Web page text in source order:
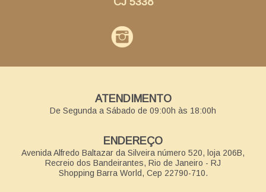
ATENDIMENTO
De Segunda a Sábado de 09:00h às 18:00h
ENDEREÇO
Avenida Alfredo Baltazar da Silveira número 520, loja 206B,
Recreio dos Bandeirantes, Rio de Janeiro - RJ
Shopping Barra World, Cep 22790-710.